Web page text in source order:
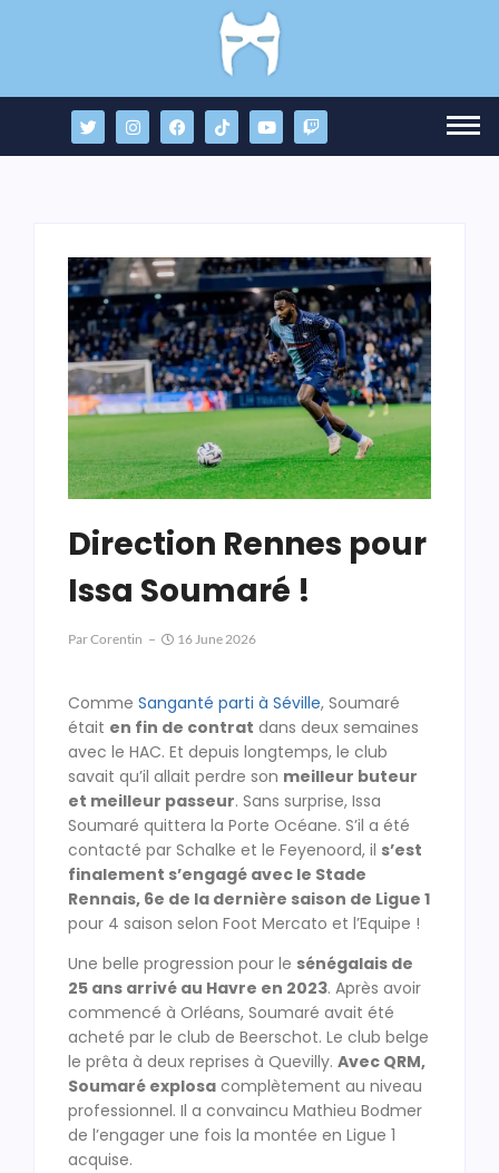
Direction Rennes pour
Issa Soumaré !
ParCorentin 16 June 2026
Comme Sanganté parti à Séville, Soumaré
était en fin de contrat dans deux semaines
avec le HAC. Et depuis longtemps, le club
savait qu’il allait perdre son meilleur buteur
et meilleur passeur. Sans surprise, Issa
Soumaré quittera la Porte Océane. S’il a été
contacté par Schalke et le Feyenoord, il s’est
finalement s’engagé avec le Stade
Rennais, 6e de la dernière saison de Ligue 1
pour 4 saison selon Foot Mercato et l’Equipe !
Une belle progression pour le sénégalais de
25 ans arrivé au Havre en 2023. Après avoir
commencé à Orléans, Soumaré avait été
acheté par le club de Beerschot. Le club belge
le prêta à deux reprises à Quevilly. Avec QRM,
Soumaré explosa complètement au niveau
professionnel. Il a convaincu Mathieu Bodmer
de l’engager une fois la montée en Ligue 1
acquise.